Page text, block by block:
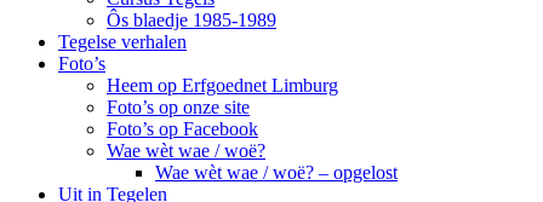
Ôs blaedje 1985-1989
Tegelse verhalen
Foto’s
Heem op Erfgoednet Limburg
Foto’s op onze site
Foto’s op Facebook
Wae wèt wae / woë?
Wae wèt wae / woë? – opgelost
Uit in Tegelen